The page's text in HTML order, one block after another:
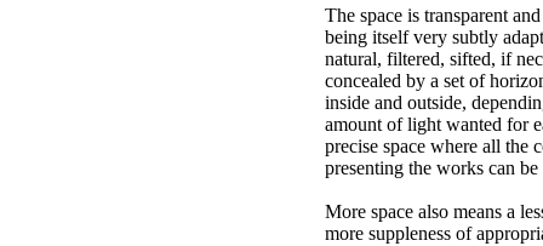
The space is transparent
being itself very subtly
natural, filtered, sifted, if
concealed by a set of
inside and outside,
amount of light wanted for
precise space where all the
presenting the works can be
More space also means a
more suppleness of